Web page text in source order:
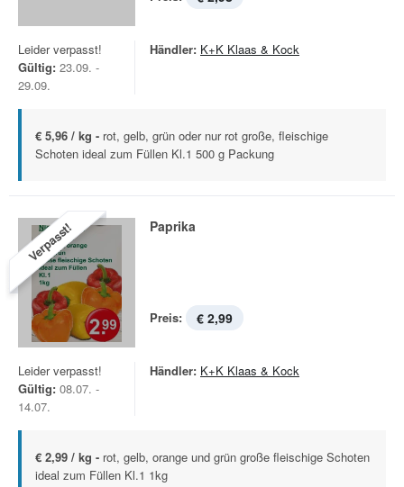
Leider verpasst!
Gültig: 23.09. -
29.09.
Händler: K+K Klaas & Kock
€ 5,96 / kg - rot, gelb, grün oder nur rot große, fleischige
Schoten ideal zum Füllen Kl.1 500 g Packung
Verpasst! Paprika
Preis: € 2,99
Leider verpasst!
Gültig: 08.07. -
14.07.
Händler: K+K Klaas & Kock
€ 2,99 / kg - rot, gelb, orange und grün große fleischige Schoten
ideal zum Füllen Kl.1 1kg